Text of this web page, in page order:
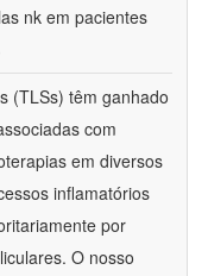
nk em pacientes
(TLSs) têm ganhado
com
em diversos
inflamatórios
por
O nosso